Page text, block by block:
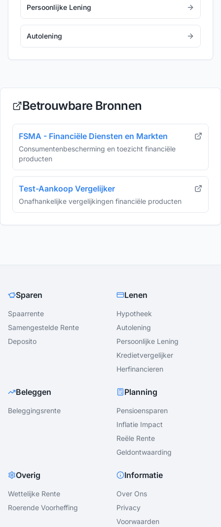
Persoonlijke Lening
Autolening
Betrouwbare Bronnen
FSMA - Financiële Diensten en Markten
Consumentenbescherming en toezicht financiële
producten
Test-Aankoop Vergelijker
Onafhankelijke vergelijkingen financiële producten
Sparen
Spaarrente
Samengestelde Rente
Deposito
Lenen
Hypotheek
Autolening
Persoonlijke Lening
Kredietvergelijker
Herfinancieren
Beleggen
Beleggingsrente
Planning
Pensioensparen
Inflatie Impact
Reële Rente
Geldontwaarding
Overig
Wettelijke Rente
Roerende Voorheffing
Informatie
Over Ons
Privacy
Voorwaarden